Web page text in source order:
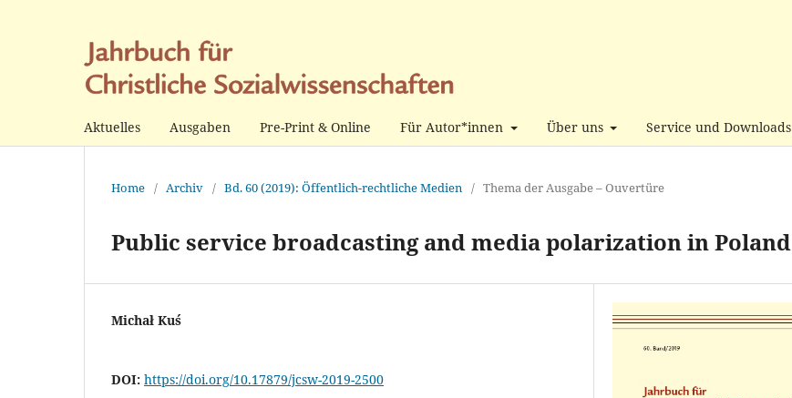
Aktuelles Ausgaben Pre-Print & Online Für Autor*innen Über uns Service und Downloads
Home / Archiv / Bd. 60 (2019): Öffentlich-rechtliche Medien / Thema der Ausgabe – Ouvertüre
Public service broadcasting and media polarization in Poland
Michał Kuś
DOI: https://doi.org/10.17879/jcsw-2019-2500